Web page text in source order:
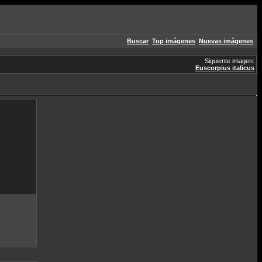
Buscar Top imágenes Nuevas imágenes
Siguiente imagen:
Euscorpius italicus